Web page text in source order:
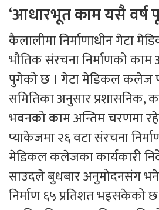
‘आधारभूत काम यसै वर्ष
कैलालीमा निर्माणाधीन गेटा
भौतिक संरचना निर्माणको
पुगेको छ । गेटा मेडिकल कलेज
समितिका अनुसार
भवनको काम अन्तिम चरणमा
प्याकेजमा २६ वटा संरचना
मेडिकल कलेजका कार्यकारी
साउदले बुधबार अनुमोदनसंग
निर्माण ६५ प्रतिशत